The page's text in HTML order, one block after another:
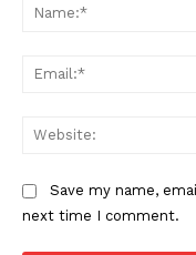
Save my name,
next time I comment.